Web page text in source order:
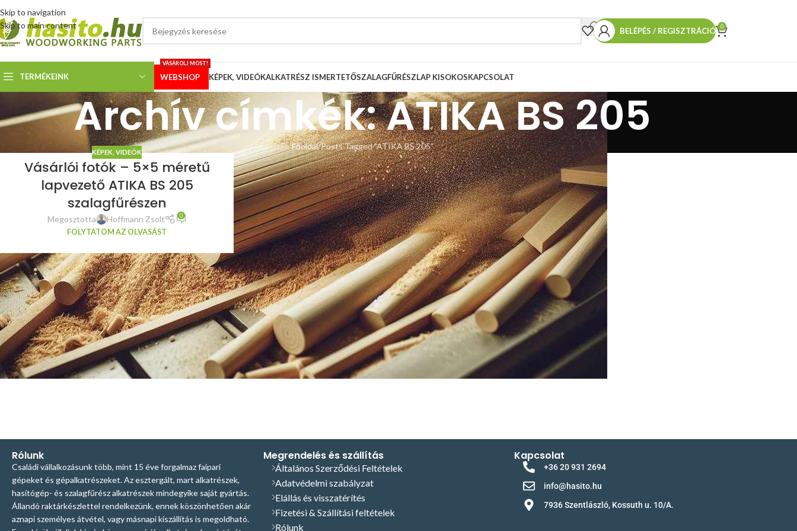
Skip to navigation
Skip to main content
BELÉPÉS / REGISZTRÁCIÓ 0
TERMÉKEINK WEBSHOP
VÁSÁROLJ MOST!
KÉPEK, VIDEÓKALKATRÉSZ ISMERTETŐSZALAGFŰRÉSZLAP KISOKOSKAPCSOLAT
Archív címkék: ATIKA BS 205
Főoldal Posts Tagged "ATIKA BS 205"
KÉPEK, VIDEÓK
Vásárlói fotók – 5×5 méretű
lapvezető ATIKA BS 205
szalagfűrészen
Megosztotta Hoffmann Zsolt 0
FOLYTATOM AZ OLVASÁST
Rólunk
Családi vállalkozásunk több, mint 15 éve forgalmaz faipari
gépeket és gépalkatrészeket. Az esztergált, mart alkatrészek,
hasítógép- és szalagfűrész alkatrészek mindegyike saját gyártás.
Állandó raktárkészlettel rendelkezünk, ennek köszönhetően akár
aznapi személyes átvétel, vagy másnapi kiszállítás is megoldható.
Megrendelés és szállítás
Általános Szerződési Feltételek
Adatvédelmi szabályzat
Elállás és visszatérítés
Fizetési & Szállítási feltételek
Rólunk
Kapcsolat
+36 20 931 2694
info@hasito.hu
7936 Szentlászló, Kossuth u. 10/A.